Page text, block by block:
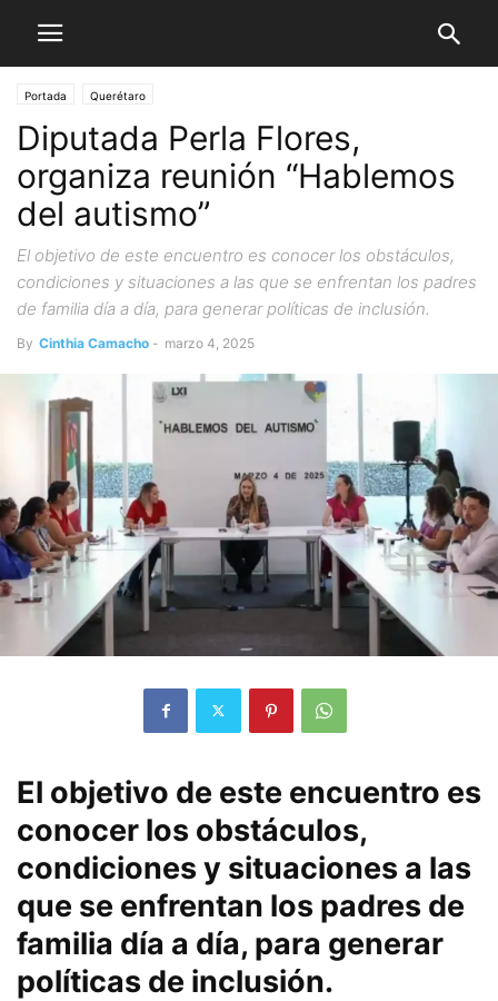
Portada Querétaro
Diputada Perla Flores,
organiza reunión “Hablemos
del autismo”
El objetivo de este encuentro es conocer los obstáculos,
condiciones y situaciones a las que se enfrentan los padres
de familia día a día, para generar políticas de inclusión.
By Cinthia Camacho - marzo 4, 2025
El objetivo de este encuentro es
conocer los obstáculos,
condiciones y situaciones a las
que se enfrentan los padres de
familia día a día, para generar
políticas de inclusión.